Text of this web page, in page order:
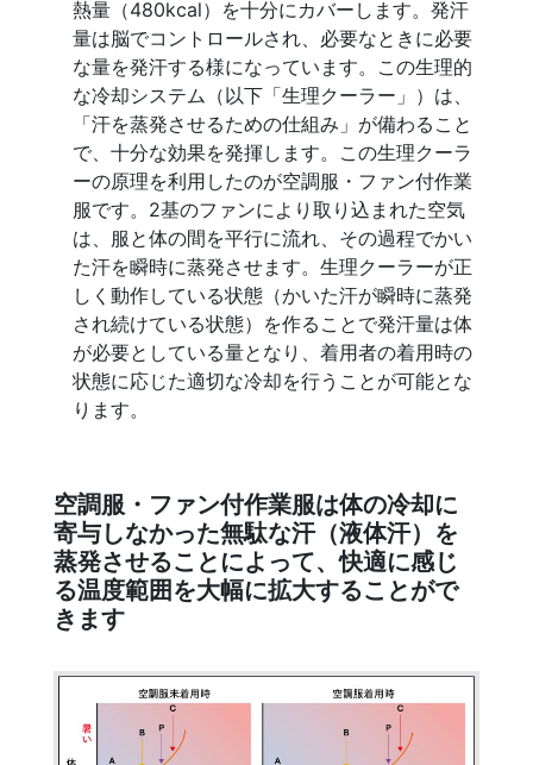
熱量（480kcal）を十分にカバーします。発汗
量は脳でコントロールされ、必要なときに必要
な量を発汗する様になっています。この生理的
な冷却システム（以下「生理クーラー」）は、
「汗を蒸発させるための仕組み」が備わること
で、十分な効果を発揮します。この生理クーラ
ーの原理を利用したのが空調服・ファン付作業
服です。2基のファンにより取り込まれた空気
は、服と体の間を平行に流れ、その過程でかい
た汗を瞬時に蒸発させます。生理クーラーが正
しく動作している状態（かいた汗が瞬時に蒸発
され続けている状態）を作ることで発汗量は体
が必要としている量となり、着用者の着用時の
状態に応じた適切な冷却を行うことが可能とな
ります。
空調服・ファン付作業服は体の冷却に
寄与しなかった無駄な汗（液体汗）を
蒸発させることによって、快適に感じ
る温度範囲を大幅に拡大することがで
きます